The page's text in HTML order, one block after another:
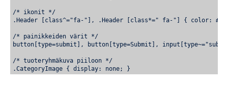
/* ikonit */
.Header [class^="fa-"], .Header [class*=" fa-"] { color:
/* painikkeiden värit */
button[type=submit], button[type=Submit],
/* tuoteryhmäkuva piiloon */
.CategoryImage { display: none; }